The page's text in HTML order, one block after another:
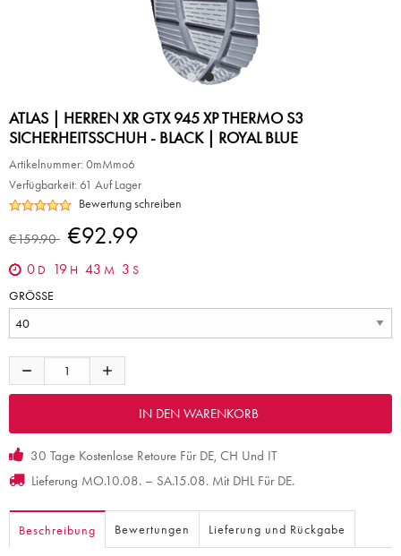
ATLAS | HERREN XR GTX 945 XP THERMO S3
SICHERHEITSSCHUH - BLACK | ROYAL BLUE
Artikelnummer: 0mMmo6
Verfügbarkeit: 61 Auf Lager
Bewertung schreiben
€159.90 €92.99
0 D 19 H 43 M 3 S
GRÖSSE
30 Tage Kostenlose Retoure Für DE, CH Und IT
Lieferung MO.10.08. – SA.15.08. Mit DHL Für DE.
Beschreibung Bewertungen Lieferung und Rückgabe